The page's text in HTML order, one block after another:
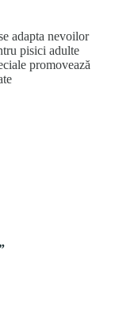
adapta nevoilor
pisici adulte
promovează